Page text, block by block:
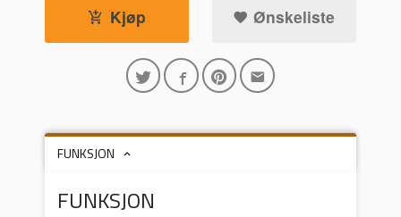
Kjøp Ønskeliste
FUNKSJON
FUNKSJON